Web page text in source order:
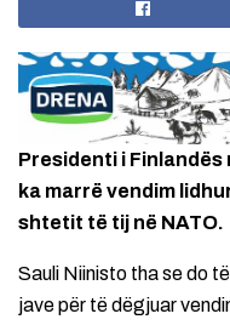
Presidenti i
ka marrë vendim
shtetit të tij në NATO.
Sauli Niinisto tha se do
jave për të dëgjuar